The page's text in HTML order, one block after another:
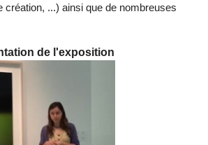
création, ...) ainsi que de nombreuses
de l'exposition